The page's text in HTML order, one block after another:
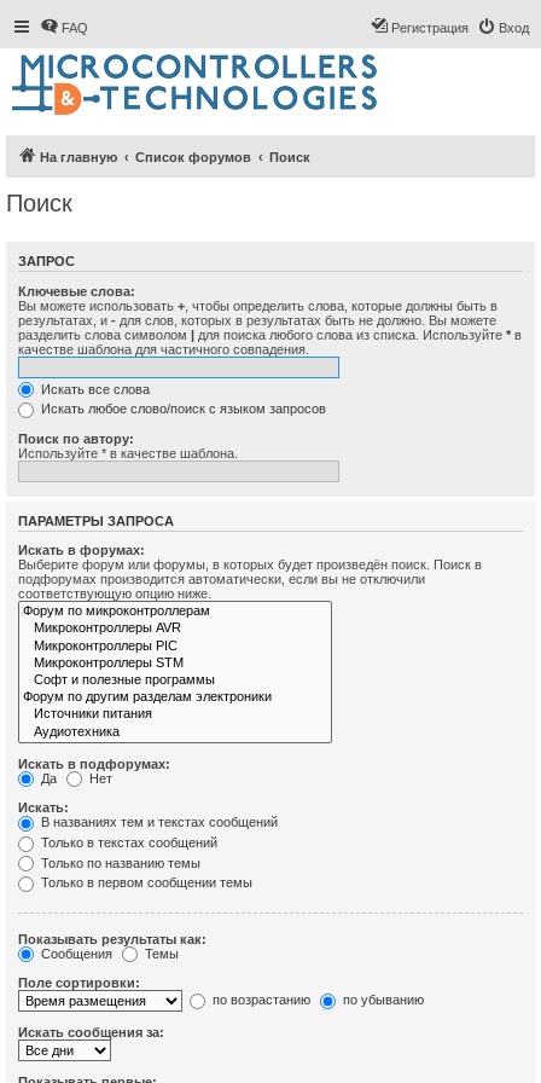
FAQ Вход
Регистрация
На главную Список форумов Поиск
Поиск
ЗАПРОС
Ключевые слова:
Вы можете использовать + , чтобы определить слова, которые должны быть в
результатах, и - для слов, которых в результатах быть не должно. Вы можете
разделить слова символом | для поиска любого слова из списка. Используйте * в
качестве шаблона для частичного совпадения.
Искать все слова
Искать любое слово/поиск с языком запросов
Поиск по автору:
Используйте * в качестве шаблона.
ПАРАМЕТРЫ ЗАПРОСА
Искать в форумах:
Выберите форум или форумы, в которых будет произведён поиск. Поиск в
подфорумах производится автоматически, если вы не отключили
соответствующую опцию ниже.
Искать в подфорумах:
Да
Нет
Искать:
В названиях тем и текстах сообщений
Только в текстах сообщений
Только по названию темы
Только в первом сообщении темы
Показывать результаты как:
Сообщения
Темы
Поле сортировки:
по возрастанию
по убыванию
Искать сообщения за: